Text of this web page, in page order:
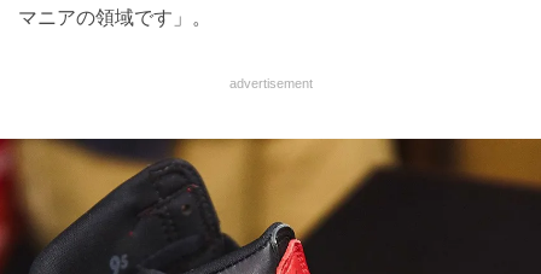
マニアの領域です」。
advertisement